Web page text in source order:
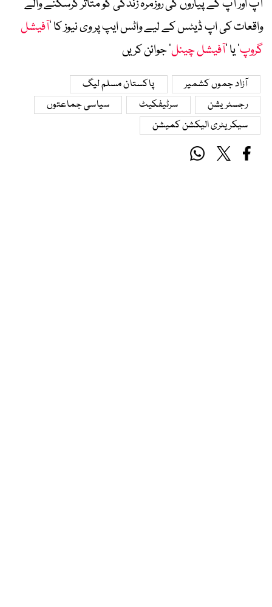
آپ اور آپ کے پیاروں کی روزمرہ زندگی کو متاثر کرسکنے والے
واقعات کی اپ ڈیٹس کے لیے واٹس ایپ پر وی نیوز کا ’آفیشل
گروپ‘ یا ’آفیشل چینل‘ جوائن کریں
آزاد جموں کشمیر
پاکستان مسلم لیگ
رجسٹریشن
سرٹیفکیٹ
سیاسی جماعتوں
سیکریٹری الیکشن کمیشن